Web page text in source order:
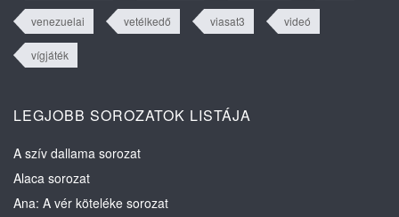
venezuelai vetélkedő viasat3 videó
vígjáték
LEGJOBB SOROZATOK LISTÁJA
A szív dallama sorozat
Alaca sorozat
Ana: A vér köteléke sorozat